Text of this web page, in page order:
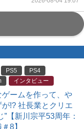
PS5
PS4
インタビュー
ームを作って、や
!? 社長業とクリエ
【新川宗平53周年：
8】